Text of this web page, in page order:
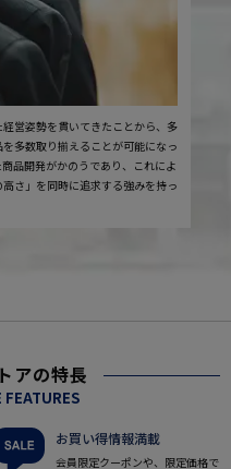
営姿勢を貫いてきたことから、多
多数取り揃えることが可能になっ
品開発がかのうであり、これによ
さ」を同時に追求する強みを持っ
アの特長
お買い得情報満載
会員限定クーポンや、限定価格で